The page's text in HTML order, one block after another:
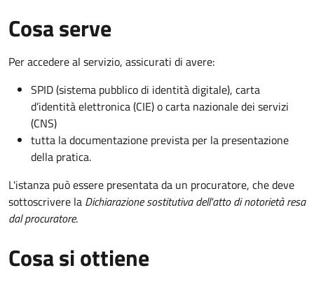
Cosa serve
Per accedere al servizio, assicurati di avere:
SPID (sistema pubblico di identità digitale), carta
d’identità elettronica (CIE) o carta nazionale dei servizi
(CNS)
tutta la documentazione prevista per la presentazione
della pratica.
L'istanza può essere presentata da un procuratore, che deve
sottoscrivere la Dichiarazione sostitutiva dell'atto di notorietà resa
dal procuratore.
Cosa si ottiene